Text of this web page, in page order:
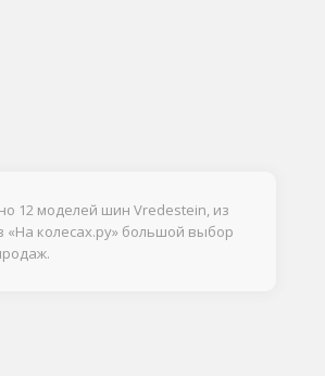
12 моделей шин Vredestein, из
«На колесах.ру» большой выбор